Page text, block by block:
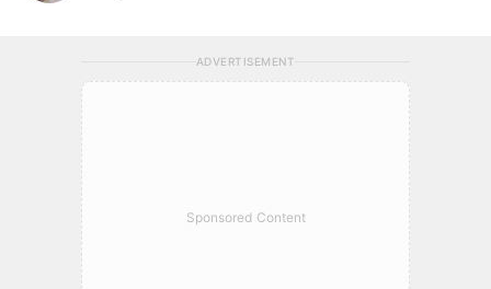
ADVERTISEMENT
Sponsored Content